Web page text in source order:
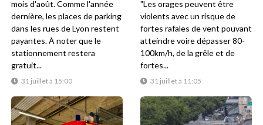
31 juillet à 15:00
mois d'août. Comme l'année
dernière, les places de parking
dans les rues de Lyon restent
payantes. À noter que le
stationnement restera
gratuit...
31 juillet à 11:05
"Les orages peuvent être
violents avec un risque de
fortes rafales de vent pouvant
atteindre voire dépasser 80-
100km/h, de la grêle et de
fortes...